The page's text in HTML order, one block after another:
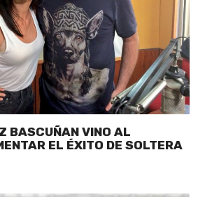
BASCUÑAN VINO AL
EL ÉXITO DE SOLTERA